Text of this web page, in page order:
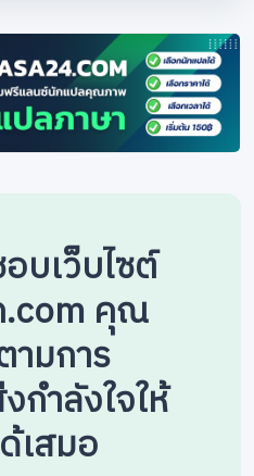
บเว็บไซต์
.com คุณ
มการ
ำลังใจให้
เสมอ